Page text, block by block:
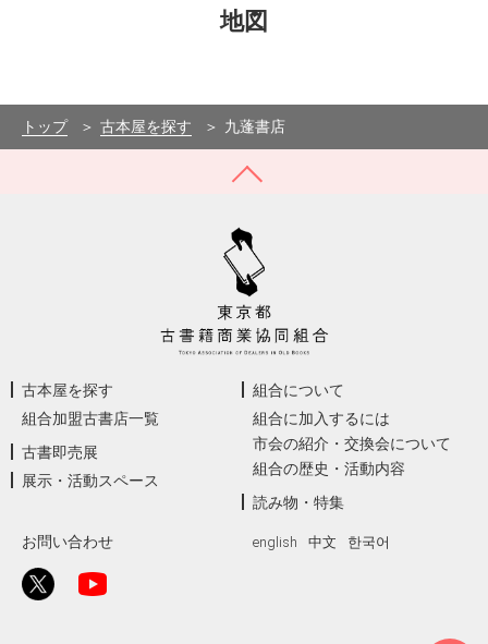
地図
−
トップ 古本屋を探す 九蓬書店
古本屋を探す
組合加盟古書店一覧
古書即売展
展示・活動スペース
組合について
組合に加入するには
市会の紹介・交換会について
組合の歴史・活動内容
読み物・特集
お問い合わせ english 中文 한국어